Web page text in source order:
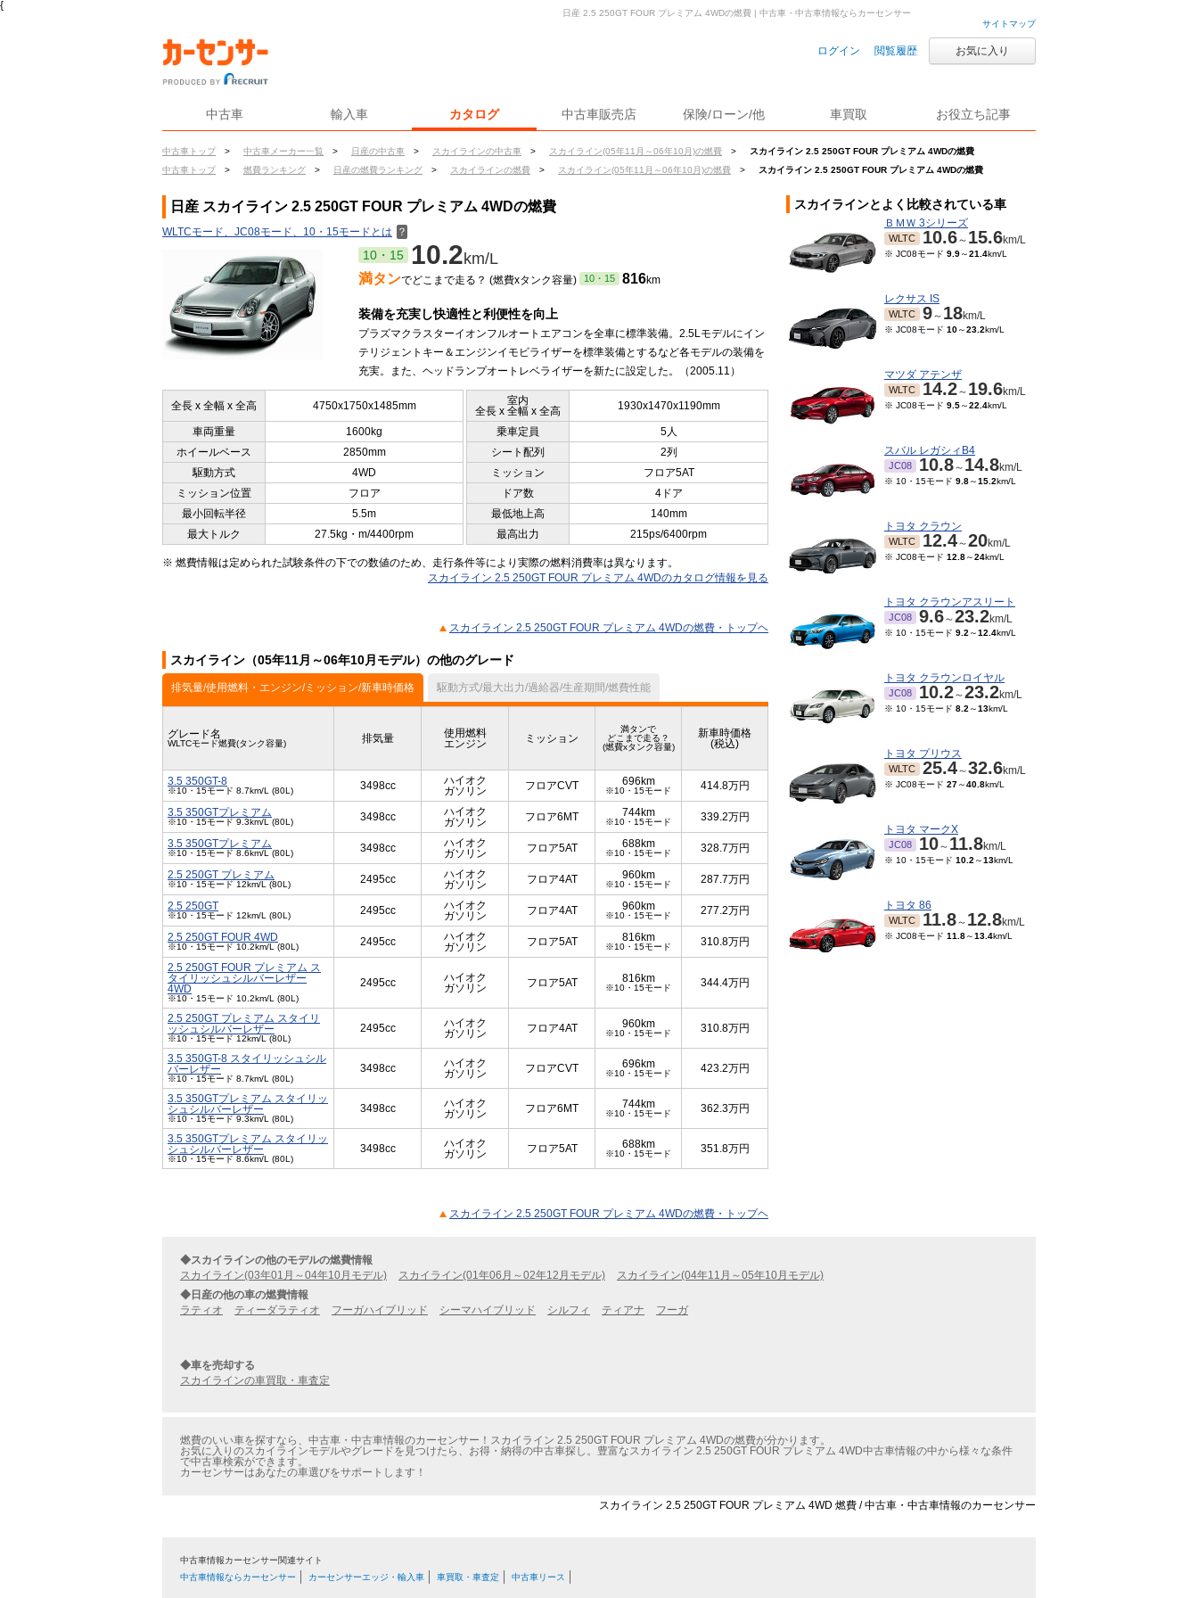
{
サイトマップ
ログイン 閲覧履歴 お気に入り
中古車 輸入車 カタログ 中古車販売店 保険/ローン/他 車買取 お役立ち記事
中古車トップ > 中古車メーカー一覧 > 日産の中古車 > スカイラインの中古車 > スカイライン(05年11月～06年10月)の燃費 >
スカイライン 2.5 250GT FOUR プレミアム 4WDの燃費
中古車トップ
> 燃費ランキング > 日産の燃費ランキング > スカイラインの燃費 > スカイライン(05年11月～06年10月)の燃費 > スカイライン 2.5 250GT FOUR プレミアム 4WDの燃費
日産 2.5 250GT FOUR プレミアム 4WDの燃費 | 中古車・中古車情報ならカーセンサー
日産 スカイライン 2.5 250GT FOUR プレミアム 4WDの燃費
WLTCモード、JC08モード、10・15モードとは ？
10・15 10.2km/L
満タンでどこまで走る？ (燃費xタンク容量) 10・15 816km
装備を充実し快適性と利便性を向上
プラズマクラスターイオンフルオートエアコンを全車に標準装備。2.5Lモデルにイン
テリジェントキー＆エンジンイモビライザーを標準装備とするなど各モデルの装備を
充実。また、ヘッドランプオートレベライザーを新たに設定した。（2005.11）
全長 x 全幅 x 全高 4750x1750x1485mm
室内
全長 x 全幅 x 全高
1930x1470x1190mm
車両重量 1600kg 乗車定員
5人
ホイールベース
2850mm シート配列
2列
駆動方式
4WD ミッション
フロア5AT
ミッション位置
フロア ドア数
4ドア
最小回転半径
5.5m 最低地上高
140mm
最大トルク
27.5kg・m/4400rpm 最高出力 215ps/6400rpm
※ 燃費情報は定められた試験条件の下での数値のため、走行条件等により実際の燃料消費率は異なります。
スカイライン 2.5 250GT FOUR プレミアム 4WDのカタログ情報を見る
スカイライン 2.5 250GT FOUR プレミアム 4WDの燃費・トップヘ
スカイライン（05年11月～06年10月モデル）の他のグレード
排気量/使用燃料・エンジン/ミッション/新車時価格 駆動方式/最大出力/過給器/生産期間/燃費性能
グレード名
WLTCモード燃費(タンク容量) 排気量
使用燃料
エンジン
ミッション
満タンで
どこまで走る？
(燃費xタンク容量)
新車時価格
(税込)
3.5 350GT-8
※10・15モード 8.7km/L (80L) 3498cc
ハイオク
ガソリン
フロアCVT 696km
※10・15モード 414.8万円
3.5 350GTプレミアム
※10・15モード 9.3km/L (80L) 3498cc
ハイオク
ガソリン
フロア6MT 744km
※10・15モード 339.2万円
3.5 350GTプレミアム
※10・15モード 8.6km/L (80L) 3498cc
ハイオク
ガソリン
フロア5AT 688km
※10・15モード 328.7万円
2.5 250GT プレミアム
※10・15モード 12km/L (80L) 2495cc
ハイオク
ガソリン
フロア4AT 960km
※10・15モード 287.7万円
2.5 250GT
※10・15モード 12km/L (80L) 2495cc
ハイオク
ガソリン
フロア4AT 960km
※10・15モード 277.2万円
2.5 250GT FOUR 4WD
※10・15モード 10.2km/L (80L) 2495cc
ハイオク
ガソリン
フロア5AT 816km
※10・15モード 310.8万円
2.5 250GT FOUR プレミアム ス
タイリッシュシルバーレザー
4WD
※10・15モード 10.2km/L (80L)
2495cc
ハイオク
ガソリン
フロア5AT 816km
※10・15モード 344.4万円
2.5 250GT プレミアム スタイリ
ッシュシルバーレザー
※10・15モード 12km/L (80L)
2495cc
ハイオク
ガソリン
フロア4AT 960km
※10・15モード 310.8万円
3.5 350GT-8 スタイリッシュシル
バーレザー
※10・15モード 8.7km/L (80L)
3498cc
ハイオク
ガソリン
フロアCVT 696km
※10・15モード 423.2万円
3.5 350GTプレミアム スタイリッ
シュシルバーレザー
※10・15モード 9.3km/L (80L)
3498cc
ハイオク
ガソリン
フロア6MT 744km
※10・15モード 362.3万円
3.5 350GTプレミアム スタイリッ
シュシルバーレザー
※10・15モード 8.6km/L (80L)
3498cc
ハイオク
ガソリン
フロア5AT 688km
※10・15モード 351.8万円
スカイライン 2.5 250GT FOUR プレミアム 4WDの燃費・トップヘ
スカイラインとよく比較されている車
ＢＭＷ 3シリーズ
WLTC 10.6～ 15.6km/L
※ JC08モード 9.9～21.4km/L
レクサス IS
WLTC 9～ 18km/L
※ JC08モード 10～23.2km/L
マツダ アテンザ
WLTC 14.2～ 19.6km/L
※ JC08モード 9.5～22.4km/L
スバル レガシィB4
JC08 10.8～ 14.8km/L
※ 10・15モード 9.8～15.2km/L
トヨタ クラウン
WLTC 12.4～20km/L
※ JC08モード 12.8～24km/L
トヨタ クラウンアスリート
JC08 9.6～23.2km/L
※ 10・15モード 9.2 ～12.4km/L
トヨタ クラウンロイヤル
JC08 10.2～23.2km/L
※ 10・15モード 8.2 ～13km/L
トヨタ プリウス
WLTC 25.4～32.6km/L
※ JC08モード 27～40.8km/L
トヨタ マークX
JC08 10～ 11.8km/L
※ 10・15モード 10.2 ～13km/L
トヨタ 86
WLTC 11.8～ 12.8km/L
※ JC08モード 11.8～13.4km/L
◆スカイラインの他のモデルの燃費情報
スカイライン(03年01月～04年10月モデル)
スカイライン(01年06月～02年12月モデル)
スカイライン(04年11月～05年10月モデル)
◆日産の他の車の燃費情報
ラティオ
ティーダラティオ フーガハイブリッド シーマハイブリッド シルフィ ティアナ フーガ
◆車を売却する
スカイラインの車買取・車査定
燃費のいい車を探すなら、中古車・中古車情報のカーセンサー！スカイライン 2.5 250GT FOUR プレミアム 4WDの燃費が分かります。
お気に入りのスカイラインモデルやグレードを見つけたら、お得・納得の中古車探し。豊富なスカイライン 2.5 250GT FOUR プレミアム 4WD中古車情報の中から様々な条件
で中古車検索ができます。
カーセンサーはあなたの車選びをサポートします！
スカイライン 2.5 250GT FOUR プレミアム 4WD 燃費 / 中古車・中古車情報のカーセンサー
中古車情報カーセンサー関連サイト
中古車情報ならカーセンサー
カーセンサーエッジ・輸入車 車買取・車査定 中古車リース